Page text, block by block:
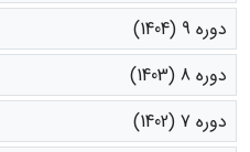
دوره 9 (1404)
دوره 8 (1403)
دوره 7 (1402)